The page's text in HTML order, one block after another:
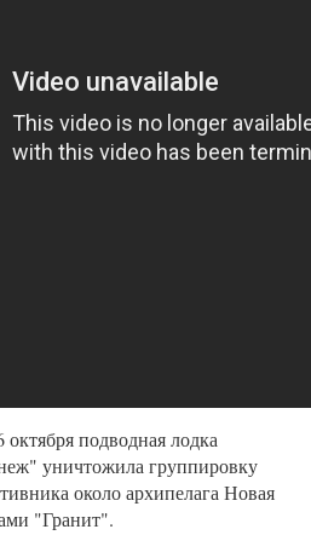
подводная лодка
уничтожила группировку
около архипелага Новая
"Гранит".